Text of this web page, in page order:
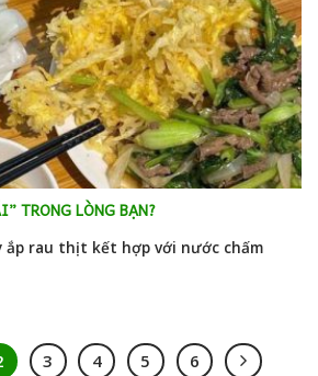
TRONG LÒNG BẠN?
ắp rau thịt kết hợp với nước chấm
3 4 5 6